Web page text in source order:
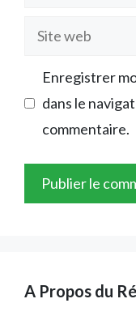
Site
Enregistrer
dans le
commentaire.
A Propos du